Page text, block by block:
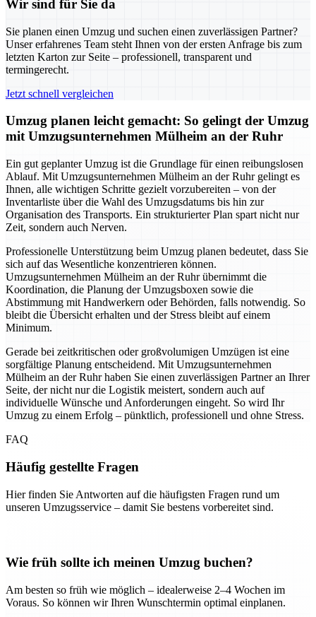
Wir sind für Sie da
Sie planen einen Umzug und suchen einen zuverlässigen Partner?
Unser erfahrenes Team steht Ihnen von der ersten Anfrage bis zum
letzten Karton zur Seite – professionell, transparent und
termingerecht.
Jetzt schnell vergleichen
Umzug planen leicht gemacht: So gelingt der Umzug
mit Umzugsunternehmen Mülheim an der Ruhr
Ein gut geplanter Umzug ist die Grundlage für einen reibungslosen
Ablauf. Mit Umzugsunternehmen Mülheim an der Ruhr gelingt es
Ihnen, alle wichtigen Schritte gezielt vorzubereiten – von der
Inventarliste über die Wahl des Umzugsdatums bis hin zur
Organisation des Transports. Ein strukturierter Plan spart nicht nur
Zeit, sondern auch Nerven.
Professionelle Unterstützung beim Umzug planen bedeutet, dass Sie
sich auf das Wesentliche konzentrieren können.
Umzugsunternehmen Mülheim an der Ruhr übernimmt die
Koordination, die Planung der Umzugsboxen sowie die
Abstimmung mit Handwerkern oder Behörden, falls notwendig. So
bleibt die Übersicht erhalten und der Stress bleibt auf einem
Minimum.
Gerade bei zeitkritischen oder großvolumigen Umzügen ist eine
sorgfältige Planung entscheidend. Mit Umzugsunternehmen
Mülheim an der Ruhr haben Sie einen zuverlässigen Partner an Ihrer
Seite, der nicht nur die Logistik meistert, sondern auch auf
individuelle Wünsche und Anforderungen eingeht. So wird Ihr
Umzug zu einem Erfolg – pünktlich, professionell und ohne Stress.
FAQ
Häufig gestellte Fragen
Hier finden Sie Antworten auf die häufigsten Fragen rund um
unseren Umzugsservice – damit Sie bestens vorbereitet sind.
Wie früh sollte ich meinen Umzug buchen?
Am besten so früh wie möglich – idealerweise 2–4 Wochen im
Voraus. So können wir Ihren Wunschtermin optimal einplanen.